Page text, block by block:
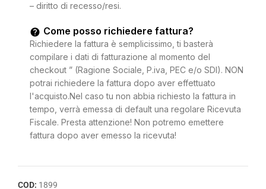
– diritto di recesso/resi.
Come posso richiedere fattura?
Richiedere la fattura è semplicissimo, ti basterà
compilare i dati di fatturazione al momento del
checkout ” (Ragione Sociale, P.iva, PEC e/o SDI). NON
potrai richiedere la fattura dopo aver effettuato
l'acquisto.Nel caso tu non abbia richiesto la fattura in
tempo, verrà emessa di default una regolare Ricevuta
Fiscale. Presta attenzione! Non potremo emettere
fattura dopo aver emesso la ricevuta!
COD: 1899